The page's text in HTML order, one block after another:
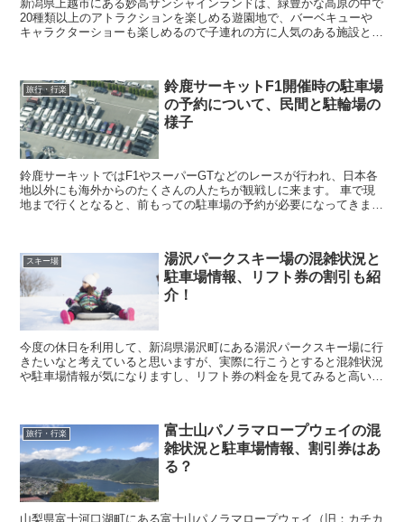
新潟県上越市にある妙高サンシャインランドは、緑豊かな高原の中で
20種類以上のアトラクションを楽しめる遊園地で、バーベキューや
キャラクターショーも楽しめるので子連れの方に人気のある施設とな
旅行・行楽
鈴鹿サーキットF1開催時の駐車場
の予約について、民間と駐輪場の
様子
鈴鹿サーキットではF1やスーパーGTなどのレースが行われ、日本各
地以外にも海外からのたくさんの人たちが観戦しに来ます。 車で現
地まで行くとなると、前もっての駐車場の予約が必要になってきます
スキー場
湯沢パークスキー場の混雑状況と
駐車場情報、リフト券の割引も紹
介！
今度の休日を利用して、新潟県湯沢町にある湯沢パークスキー場に行
きたいなと考えていると思いますが、実際に行こうとすると混雑状況
や駐車場情報が気になりますし、リフト券の料金を見てみると高いな
旅行・行楽
富士山パノラマロープウェイの混
雑状況と駐車場情報、割引券はあ
る？
山梨県富士河口湖町にある富士山パノラマロープウェイ（旧：カチカ